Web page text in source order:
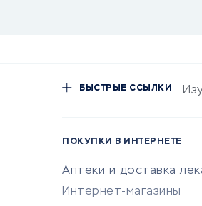
БЫСТРЫЕ ССЫЛКИ
ПОКУПКИ В ИНТЕРНЕТЕ
Аптеки и доставка
Интернет-магазины